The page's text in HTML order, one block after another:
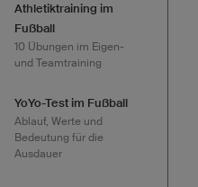
Athletiktraining im
Fußball
10 Übungen im Eigen-
und Teamtraining
YoYo-Test im Fußball
Ablauf, Werte und
Bedeutung für die
Ausdauer